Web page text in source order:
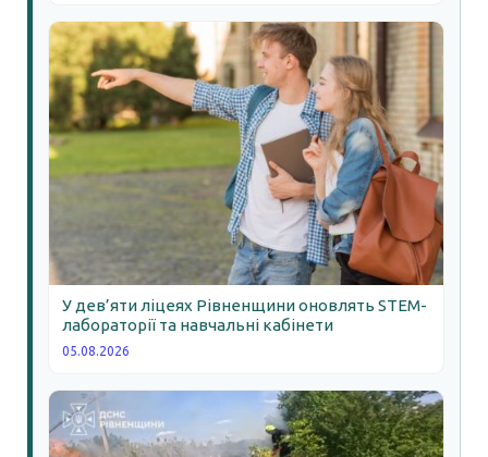
У дев’яти ліцеях Рівненщини оновлять STEM-
лабораторії та навчальні кабінети
05.08.2026